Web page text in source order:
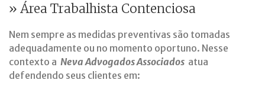
» Área Trabalhista Contenciosa
Nem sempre as medidas preventivas são tomadas
adequadamente ou no momento oportuno. Nesse
contexto a Neva Advogados Associados atua
defendendo seus clientes em: